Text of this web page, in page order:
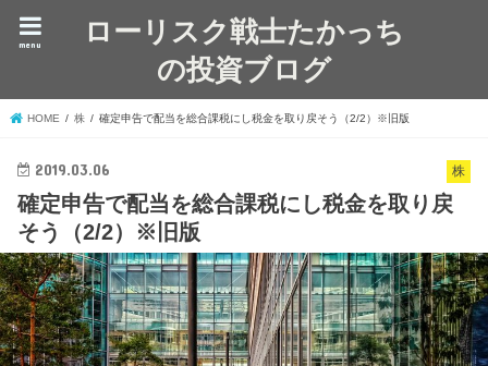
ローリスク戦士たかっち
の投資ブログ
menu
HOME 株 確定申告で配当を総合課税にし税金を取り戻そう（2/2）※旧版
株
2019.03.06
確定申告で配当を総合課税にし税金を取り戻
そう（2/2）※旧版